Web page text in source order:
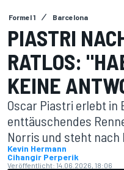
Formel 1 Barcelona
PIASTRI
RATLOS:
KEINE
Oscar Piastri erlebt in
enttäuschendes
Norris und steht nach
Kevin Hermann
Cihangir Perperik
Veröffentlicht: 14.06.2026, 18:06